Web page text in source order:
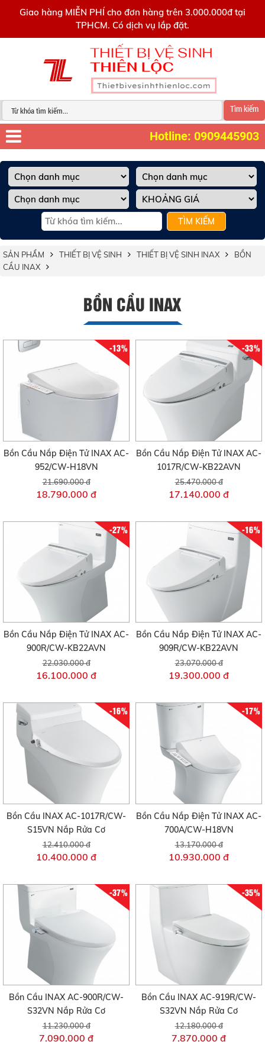
Giao hàng MIỄN PHÍ cho đơn hàng trên 3.000.000đ tại
TPHCM. Có dịch vụ lắp đặt.
Tìm kiếm
Hotline: 0909445903
TÌM KIẾM
SẢN PHẨM THIẾT BỊ VỆ SINH THIẾT BỊ VỆ SINH INAX
BỒN
CẦU INAX
BỒN CẦU INAX
-13%
Bồn Cầu Nắp Điện Tử INAX AC-
952/CW-H18VN
21.690.000 đ
18.790.000 đ
-33%
Bồn Cầu Nắp Điện Tử INAX AC-
1017R/CW-KB22AVN
25.470.000 đ
17.140.000 đ
-27%
Bồn Cầu Nắp Điện Tử INAX AC-
900R/CW-KB22AVN
22.030.000 đ
16.100.000 đ
-16%
Bồn Cầu Nắp Điện Tử INAX AC-
909R/CW-KB22AVN
23.070.000 đ
19.300.000 đ
-16%
Bồn Cầu INAX AC-1017R/CW-
S15VN Nắp Rửa Cơ
12.410.000 đ
10.400.000 đ
-17%
Bồn Cầu Nắp Điện Tử INAX AC-
700A/CW-H18VN
13.170.000 đ
10.930.000 đ
-37%
Bồn Cầu INAX AC-900R/CW-
S32VN Nắp Rửa Cơ
11.230.000 đ
7.090.000 đ
-35%
Bồn Cầu INAX AC-919R/CW-
S32VN Nắp Rửa Cơ
12.180.000 đ
7.870.000 đ
0909445903